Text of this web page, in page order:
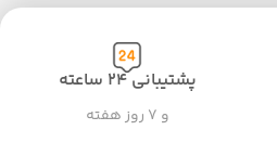
پشتیبانی ۲۴ ساعته
و ۷ روز هفته